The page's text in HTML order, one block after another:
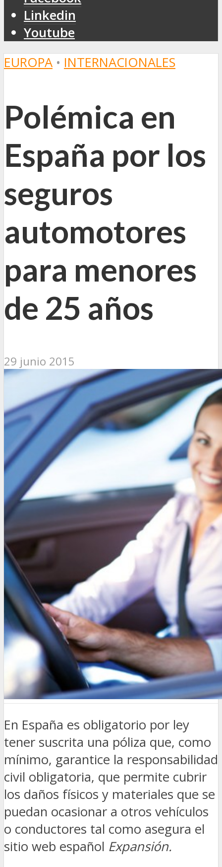
Linkedin
Youtube
EUROPA • INTERNACIONALES
Polémica en
España por los
seguros
automotores
para menores
de 25 años
29 junio 2015
En España es obligatorio por ley
tener suscrita una póliza que, como
mínimo, garantice la responsabilidad
civil obligatoria, que permite cubrir
los daños físicos y materiales que se
puedan ocasionar a otros vehículos
o conductores tal como asegura el
sitio web español Expansión.